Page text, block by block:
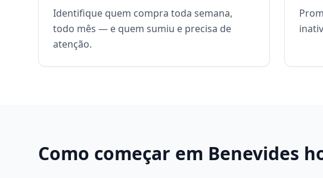
Identifique quem compra toda semana,
todo mês — e quem sumiu e precisa de
atenção.
Como começar em Benevides